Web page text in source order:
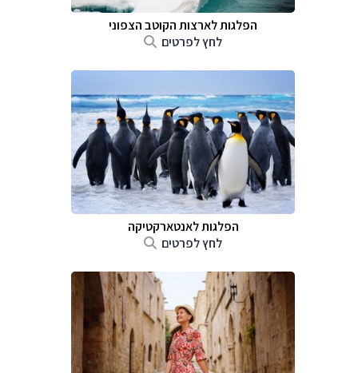
הפלגות לארצות הקוטב הצפוני
לחץ לפרטים
הפלגות לאנטארקטיקה
לחץ לפרטים